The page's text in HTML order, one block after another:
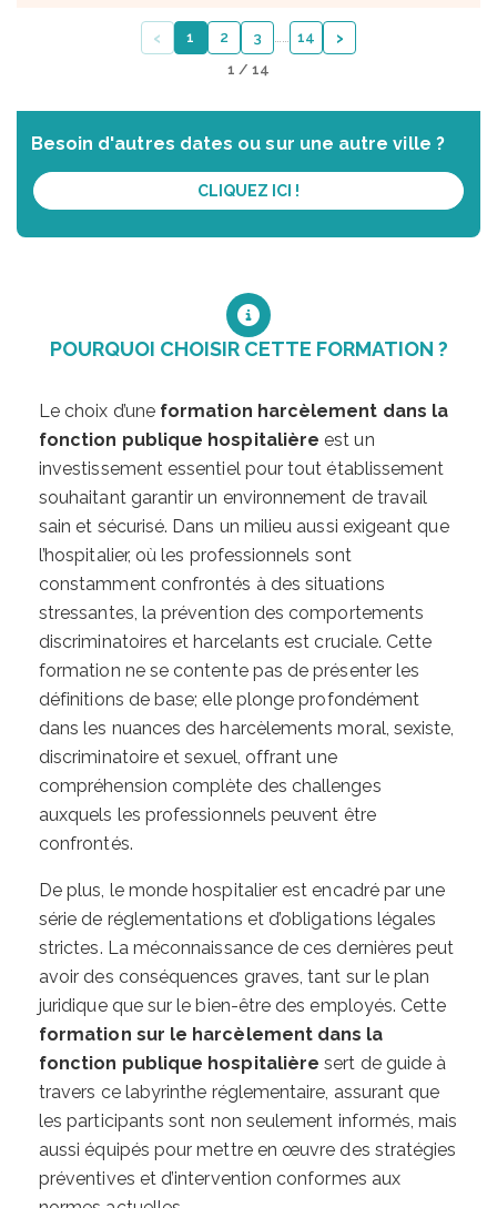
‹ 1 2 3 …… 14 ›
1 / 14
Besoin d'autres dates ou sur une autre ville ?
CLIQUEZ ICI !
POURQUOI CHOISIR CETTE FORMATION ?
Le choix d’une formation harcèlement dans la
fonction publique hospitalière est un
investissement essentiel pour tout établissement
souhaitant garantir un environnement de travail
sain et sécurisé. Dans un milieu aussi exigeant que
l’hospitalier, où les professionnels sont
constamment confrontés à des situations
stressantes, la prévention des comportements
discriminatoires et harcelants est cruciale. Cette
formation ne se contente pas de présenter les
définitions de base; elle plonge profondément
dans les nuances des harcèlements moral, sexiste,
discriminatoire et sexuel, offrant une
compréhension complète des challenges
auxquels les professionnels peuvent être
confrontés.
De plus, le monde hospitalier est encadré par une
série de réglementations et d’obligations légales
strictes. La méconnaissance de ces dernières peut
avoir des conséquences graves, tant sur le plan
juridique que sur le bien-être des employés. Cette
formation sur le harcèlement dans la
fonction publique hospitalière sert de guide à
travers ce labyrinthe réglementaire, assurant que
les participants sont non seulement informés, mais
aussi équipés pour mettre en œuvre des stratégies
préventives et d’intervention conformes aux